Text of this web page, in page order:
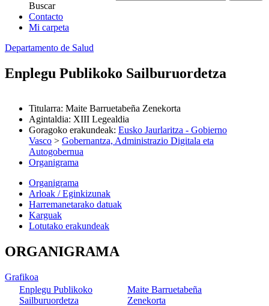
Buscar
Contacto
Mi carpeta
Departamento de Salud
Enplegu Publikoko Sailburuordetza
Titularra: Maite Barruetabeña Zenekorta
Agintaldia: XIII Legealdia
Goragoko erakundeak: Eusko Jaurlaritza - Gobierno
Vasco > Gobernantza, Administrazio Digitala eta
Autogobernua
Organigrama
Organigrama
Arloak / Eginkizunak
Harremanetarako datuak
Karguak
Lotutako erakundeak
ORGANIGRAMA
Grafikoa
Enplegu Publikoko
Sailburuordetza
Maite Barruetabeña
Zenekorta